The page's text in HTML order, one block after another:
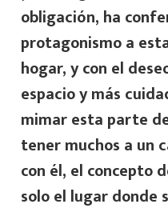
obligación, ha
protagonismo a
hogar, y con el
espacio y más
mimar esta parte
tener muchos a un
con él, el concepto
solo el lugar donde